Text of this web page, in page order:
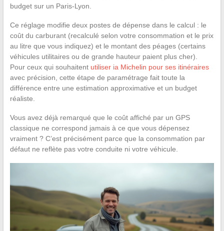
budget sur un Paris-Lyon.
Ce réglage modifie deux postes de dépense dans le calcul : le
coût du carburant (recalculé selon votre consommation et le prix
au litre que vous indiquez) et le montant des péages (certains
véhicules utilitaires ou de grande hauteur paient plus cher).
Pour ceux qui souhaitent utiliser ia Michelin pour ses itinéraires
avec précision, cette étape de paramétrage fait toute la
différence entre une estimation approximative et un budget
réaliste.
Vous avez déjà remarqué que le coût affiché par un GPS
classique ne correspond jamais à ce que vous dépensez
vraiment ? C’est précisément parce que la consommation par
défaut ne reflète pas votre conduite ni votre véhicule.